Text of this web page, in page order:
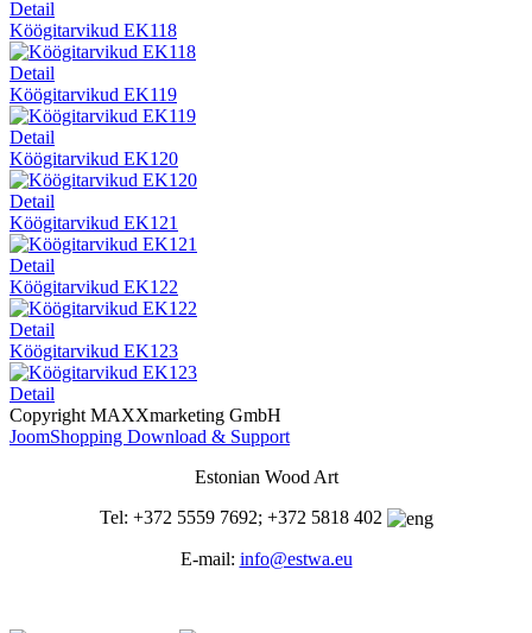
Detail
Köögitarvikud EK118
Detail
Köögitarvikud EK119
Detail
Köögitarvikud EK120
Detail
Köögitarvikud EK121
Detail
Köögitarvikud EK122
Detail
Köögitarvikud EK123
Detail
Copyright MAXXmarketing GmbH
JoomShopping Download & Support
Estonian Wood Art
Tel: +372 5559 7692; +372 5818 402
E-mail: info@estwa.eu